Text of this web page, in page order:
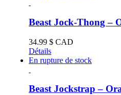
Beast Jock-Thong –
34.99 $ CAD
Détails
En rupture de stock
Beast Jockstrap –